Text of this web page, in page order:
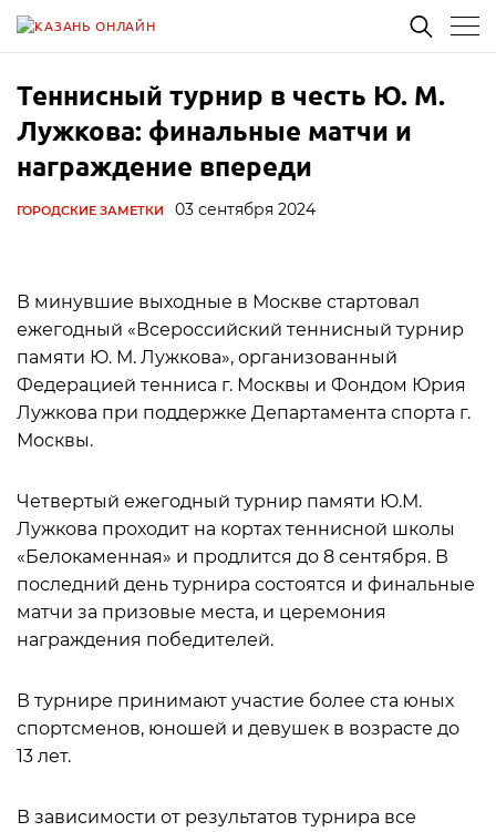
Теннисный турнир в честь Ю. М.
Лужкова: финальные матчи и
награждение впереди
ГОРОДСКИЕ ЗАМЕТКИ 03 сентября 2024
В минувшие выходные в Москве стартовал
ежегодный «Всероссийский теннисный турнир
памяти Ю. М. Лужкова», организованный
Федерацией тенниса г. Москвы и Фондом Юрия
Лужкова при поддержке Департамента спорта г.
Москвы.
Четвертый ежегодный турнир памяти Ю.М.
Лужкова проходит на кортах теннисной школы
«Белокаменная» и продлится до 8 сентября. В
последний день турнира состоятся и финальные
матчи за призовые места, и церемония
награждения победителей.
В турнире принимают участие более ста юных
спортсменов, юношей и девушек в возрасте до
13 лет.
В зависимости от результатов турнира все